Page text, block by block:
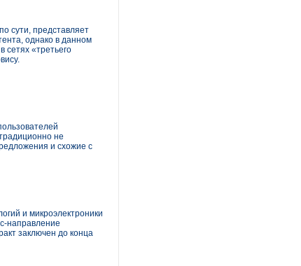
сути, представляет
однако в данном
сетях «третьего
не
и схожие с
и микроэлектроники
направление
заключен до конца